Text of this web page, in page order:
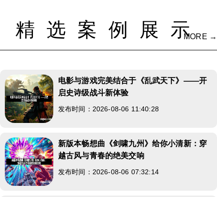
精选案例展示MORE →
电影与游戏完美结合于《乱武天下》——开
启史诗级战斗新体验
发布时间：2026-08-06 11:40:28
新版本畅想曲《剑啸九州》给你小清新：穿
越古风与青春的绝美交响
发布时间：2026-08-06 07:32:14